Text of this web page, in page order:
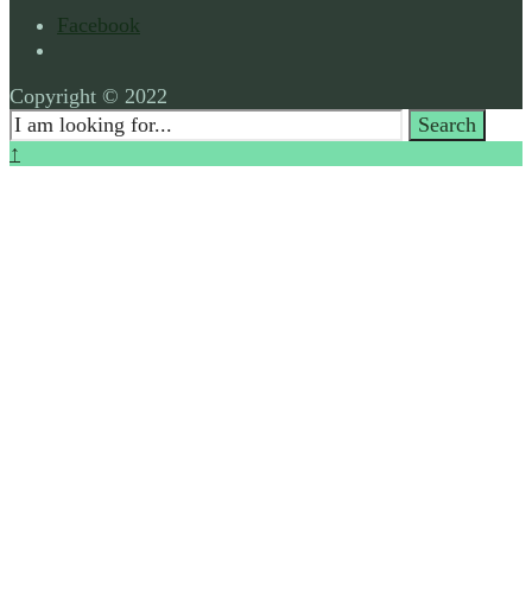
Facebook
Window
Copyright © 2022
Search
for:
Search
Close
↑